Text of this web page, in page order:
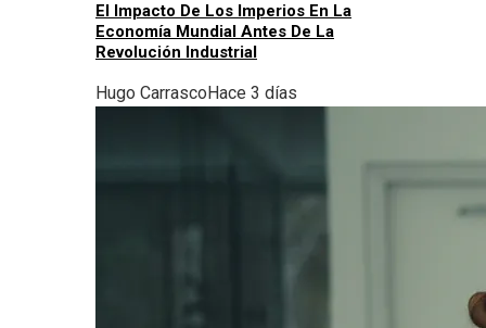
El Impacto De Los Imperios En La
Economía Mundial Antes De La
Revolución Industrial
Hugo Carrasco Hace 3 días